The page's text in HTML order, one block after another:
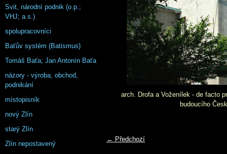
arch. Drofa a Voženílek - de facto
budoucího
← Předchozí
Svit, národní podnik (o.p.;
VHJ; a.s.)
spolupracovníci
Baťův systém (Batismus)
Tomáš Baťa; Jan Antonín Baťa
názory - výroba, obchod,
podnikání
místopisník
nový Zlín
starý Zlín
Zlín nepostavený